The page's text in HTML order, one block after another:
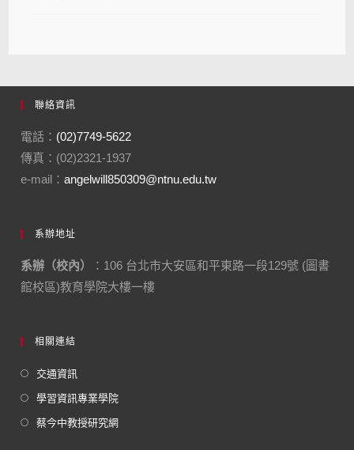
聯絡資訊
電話： (02)7749-5622
傳真：(02)2321-1937
e-mail：angelwill850309@ntnu.edu.tw
系辦地址
系辦（校內）
：106 台北市大安區和平東路一段129號 (圖書
館校區)教育學院大樓一樓
相關連結
交通資訊
學習資訊專業學院
蔡今中教授研究網